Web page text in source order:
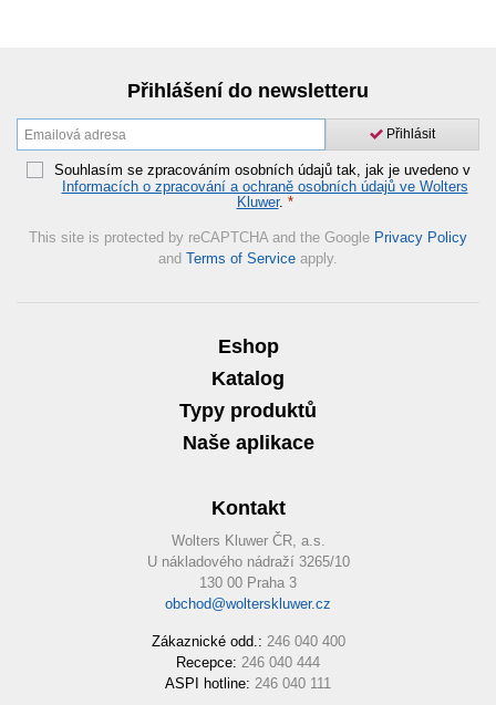
Přihlášení do newsletteru
Přihlásit
Souhlasím se zpracováním osobních údajů tak, jak je uvedeno v
Informacích o zpracování a ochraně osobních údajů ve Wolters
Kluwer. *
This site is protected by reCAPTCHA and the Google Privacy Policy
and Terms of Service apply.
Eshop
Katalog
Typy produktů
Naše aplikace
Kontakt
Wolters Kluwer ČR, a.s.
U nákladového nádraží 3265/10
130 00 Praha 3
obchod@wolterskluwer.cz
Zákaznické odd.: 246 040 400
Recepce: 246 040 444
ASPI hotline: 246 040 111